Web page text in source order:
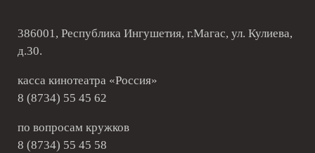
386001, Республика Ингушетия, г.Магас, ул. Кулиева,
д.30.
касса кинотеатра «Россия»
8 (8734) 55 45 62
по вопросам кружков
8 (8734) 55 45 58